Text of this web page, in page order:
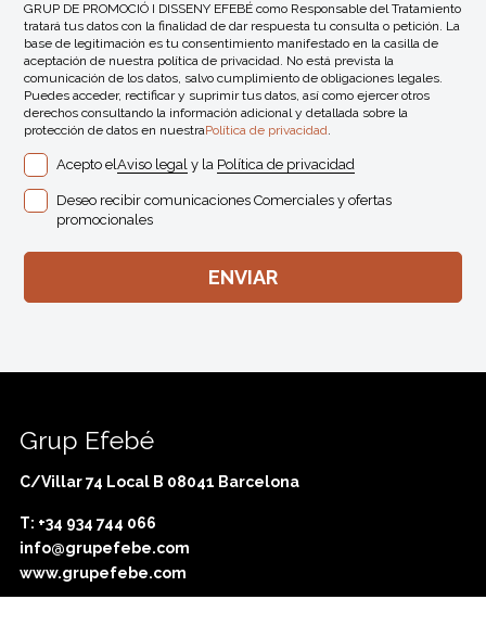
GRUP DE PROMOCIÓ I DISSENY EFEBÉ como Responsable del Tratamiento
tratará tus datos con la finalidad de dar respuesta tu consulta o petición. La
base de legitimación es tu consentimiento manifestado en la casilla de
aceptación de nuestra política de privacidad. No está prevista la
comunicación de los datos, salvo cumplimiento de obligaciones legales.
Puedes acceder, rectificar y suprimir tus datos, así como ejercer otros
derechos consultando la información adicional y detallada sobre la
protección de datos en nuestraPolítica de privacidad.
Acepto elAviso legal y la Política de privacidad
Deseo recibir comunicaciones Comerciales y ofertas
promocionales
Grup Efebé
C/Villar 74 Local B 08041 Barcelona
T: +34 934 744 066
info@grupefebe.com
www.grupefebe.com